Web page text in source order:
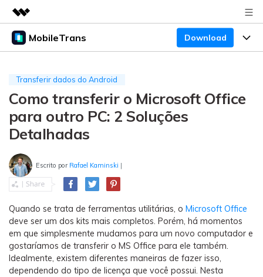
Produtos em destaque
Utilitários
Soluções
Sobre nós
Sala de imprensa
Loja
Suporte
MobileTrans Download
Desktop
Transferência do WhatsApp
Transferência de celular
Transferir mensagens, fotos, vídeos e muito mais
de celular para outro, celular para computador e
vice-versa.
Backup e restauração
Preços
Preços para Windows
Preços para empresas
Preços Educacionais
Centro de apoio
Mais suporte
Blogs
Temas em Destaque
Temas em Destaque
Temas em Destaque
Concursos e eventos
Download
Transferir dados do Android
Como transferir o Microsoft Office
para outro PC: 2 Soluções
Detalhadas
Escrito por Rafael Kaminski |
Quando se trata de ferramentas utilitárias, o Microsoft Office
deve ser um dos kits mais completos. Porém, há momentos
em que simplesmente mudamos para um novo computador e
gostaríamos de transferir o MS Office para ele também.
Idealmente, existem diferentes maneiras de fazer isso,
dependendo do tipo de licença que você possui. Nesta